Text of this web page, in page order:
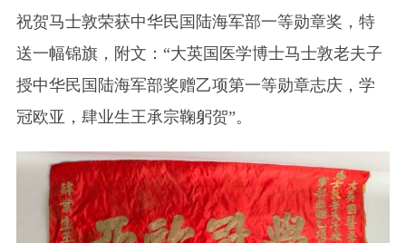
祝贺马士敦荣获中华民国陆海军部一等勋章奖，特
送一幅锦旗，附文：“大英国医学博士马士敦老夫子
授中华民国陆海军部奖赠乙项第一等勋章志庆，学
冠欧亚，肆业生王承宗鞠躬贺”。